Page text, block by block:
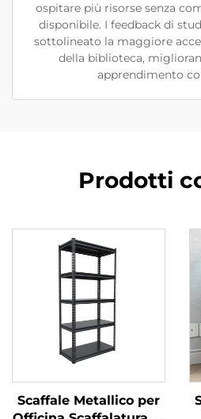
ospitare più risorse senza
disponibile. I feedback di
sottolineato la maggiore
della biblioteca,
apprendimento
Prodotti
Scaffale Metallico per